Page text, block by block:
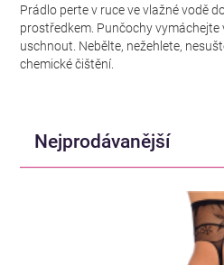
Prádlo perte v ruce ve vlažné vodě
prostředkem. Punčochy vymáchejte
uschnout. Nebělte, nežehlete,
chemické čištění.
Nejprodávanější